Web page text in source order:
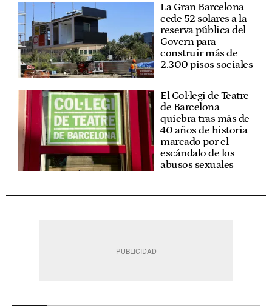
La Gran Barcelona
cede 52 solares a la
reserva pública del
Govern para
construir más de
2.300 pisos sociales
El Col·legi de Teatre
de Barcelona
quiebra tras más de
40 años de historia
marcado por el
escándalo de los
abusos sexuales